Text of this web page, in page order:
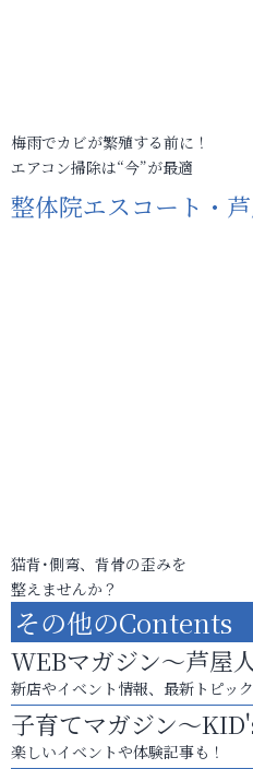
梅雨でカビが繁殖する前に！
エアコン掃除は“今”が最適
整体院エスコート・
猫背･側弯、背骨の歪みを
整えませんか？
その他のContents
WEBマガジン～芦屋
新店やイベント情報、最新トピッ
子育てマガジン～
楽しいイベントや体験記事も！